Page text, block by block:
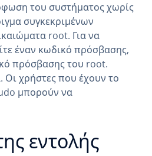
του συστήματος χωρίς
συγκεκριμένων
root. Για να
έναν κωδικό πρόσβασης,
πρόσβασης του root.
Οι χρήστες που έχουν το
μπορούν να
εντολής